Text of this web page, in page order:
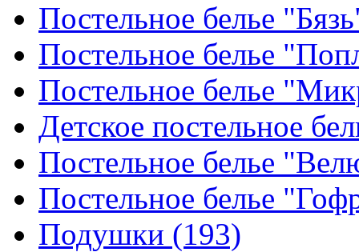
Постельное белье
Постельное белье
Постельное белье
Детское постельное
Постельное белье
Постельное белье
Подушки (193)